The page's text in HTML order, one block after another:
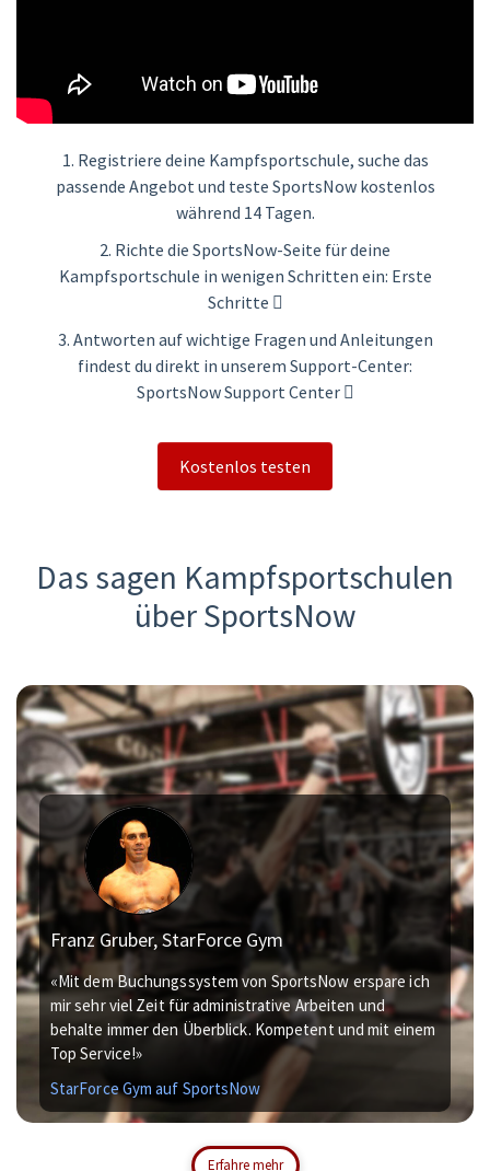
1. Registriere deine Kampfsportschule, suche das
passende Angebot und teste SportsNow kostenlos
während 14 Tagen.
2. Richte die SportsNow-Seite für deine
Kampfsportschule in wenigen Schritten ein: Erste
Schritte
3. Antworten auf wichtige Fragen und Anleitungen
findest du direkt in unserem Support-Center:
SportsNow Support Center
Kostenlos testen
Das sagen Kampfsportschulen
über SportsNow
Franz Gruber, StarForce Gym
«Mit dem Buchungssystem von SportsNow erspare ich
mir sehr viel Zeit für administrative Arbeiten und
behalte immer den Überblick. Kompetent und mit einem
Top Service!»
StarForce Gym auf SportsNow
Erfahre mehr